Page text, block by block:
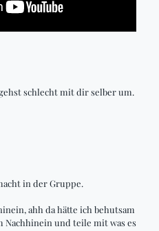
schlecht mit dir selber um.
in der Gruppe.
ahh da hätte ich behutsam
Nachhinein und teile mit was es